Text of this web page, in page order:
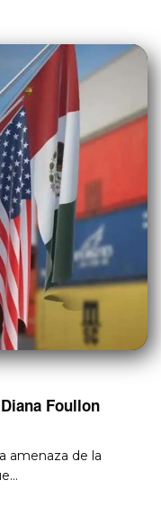
Foullon
amenaza de la